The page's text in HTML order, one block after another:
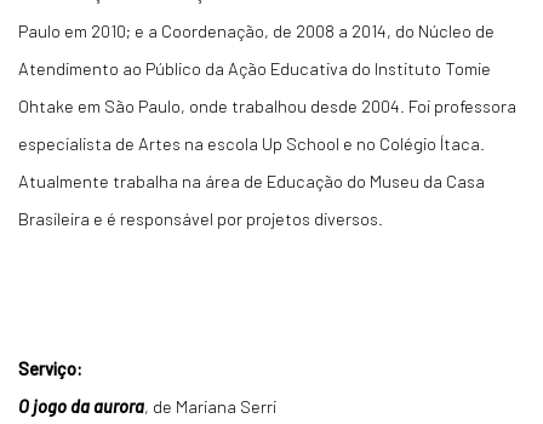
Paulo em 2010; e a Coordenação, de 2008 a 2014, do Núcleo de
Atendimento ao Público da Ação Educativa do Instituto Tomie
Ohtake em São Paulo, onde trabalhou desde 2004. Foi professora
especialista de Artes na escola Up School e no Colégio Ítaca.
Atualmente trabalha na área de Educação do Museu da Casa
Brasileira e é responsável por projetos diversos.
Serviço:
O jogo da aurora, de Mariana Serri